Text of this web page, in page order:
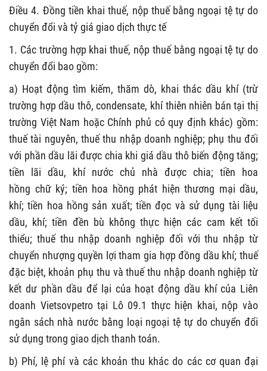
Điều 4. Đồng tiền khai thuế, nộp thuế bằng ngoại tệ tự do
chuyển đổi và tỷ giá giao dịch thực tế
1. Các trường hợp khai thuế, nộp thuế bằng ngoại tệ tự do
chuyển đổi bao gồm:
a) Hoạt động tìm kiếm, thăm dò, khai thác dầu khí (trừ
trường hợp dầu thô, condensate, khí thiên nhiên bán tại thị
trường Việt Nam hoặc Chính phủ có quy định khác) gồm:
thuế tài nguyên, thuế thu nhập doanh nghiệp; phụ thu đối
với phần dầu lãi được chia khi giá dầu thô biến động tăng;
tiền lãi dầu, khí nước chủ nhà được chia; tiền hoa
hồng chữ ký; tiền hoa hồng phát hiện thương mại dầu,
khí;tiền hoa hồng sản xuất; tiền đọc và sử dụng tài liệu
dầu, khí;tiền đền bù không thực hiện các cam kết tối
thiểu; thuế thu nhập doanh nghiệp đối với thu nhập từ
chuyển nhượng quyền lợi tham gia hợp đồng dầu khí; thuế
đặc biệt, khoản phụ thu và thuế thu nhập doanh nghiệp từ
kết dư phần dầu để lại của hoạt động dầu khí của Liên
doanh Vietsovpetro tại Lô 09.1 thực hiện khai, nộp vào
ngân sách nhà nước bằng loại ngoại tệ tự do chuyển đổi
sử dụng trong giao dịch thanh toán.
b) Phí, lệ phí và các khoản thu khác do các cơ quan đại